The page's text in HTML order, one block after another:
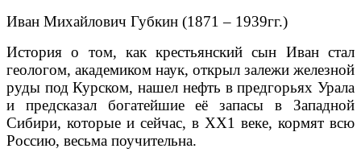
Иван Михайлович Губкин (1871 – 1939гг.)
История о том, как крестьянский сын Иван стал
геологом, академиком наук, открыл залежи железной
руды под Курском, нашел нефть в предгорьях Урала
и предсказал богатейшие её запасы в Западной
Сибири, которые и сейчас, в ХХ1 веке, кормят всю
Россию, весьма поучительна.